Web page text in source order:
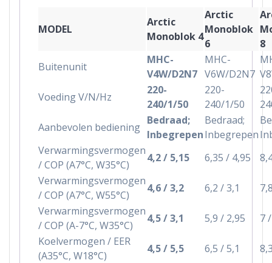
MODEL
Arctic
Monoblok 4
Arctic
Monoblok
6
8
Buitenunit
MHC-
V4W/D2N7
MHC-
V6W/D2N7
Voeding V/N/Hz
220-
240/1/50
220-
240/1/50
Aanbevolen bediening
Bedraad;
Inbegrepen
Bedraad;
Inbegrepen
Verwarmingsvermogen
/ COP (A7°C, W35°C)
4,2 / 5,15 6,35 / 4,95
Verwarmingsvermogen
/ COP (A7°C, W55°C)
4,6 / 3,2 6,2 / 3,1
Verwarmingsvermogen
/ COP (A-7°C, W35°C)
4,5 / 3,1 5,9 / 2,95
7
Koelvermogen / EER
(A35°C, W18°C)
4,5 / 5,5 6,5 / 5,1